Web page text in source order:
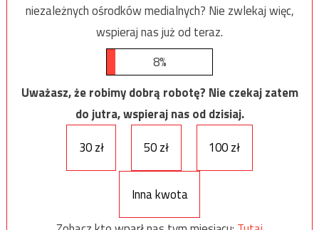
niezależnych ośrodków medialnych? Nie zwlekaj więc,
wspieraj nas już od teraz.
8%
Uważasz, że robimy dobrą robotę? Nie czekaj zatem
do jutra, wspieraj nas od dzisiaj.
30 zł
50 zł 100 zł
Inna kwota